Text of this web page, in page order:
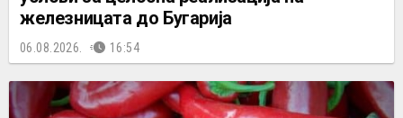
железницата до Бугарија
06.08.2026. 16:54